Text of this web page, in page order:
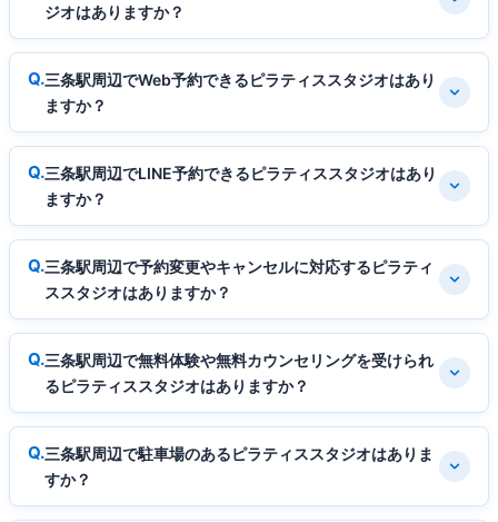
ジオはありますか？
三条駅周辺でWeb予約できるピラティススタジオはあり
ますか？
三条駅周辺でLINE予約できるピラティススタジオはあり
ますか？
三条駅周辺で予約変更やキャンセルに対応するピラティ
ススタジオはありますか？
三条駅周辺で無料体験や無料カウンセリングを受けられ
るピラティススタジオはありますか？
三条駅周辺で駐車場のあるピラティススタジオはありま
すか？